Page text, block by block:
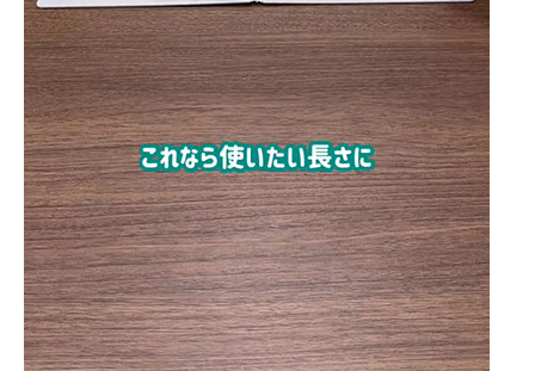
IT製品の技術・比較・事例
製造業のIT導入・活用を支援
モノづくり技術者専門サイト
エレクトロニクス専門サイト
電子設計の基本と応用
エネルギーの専門メディア
建設×テクノロジーの最前線